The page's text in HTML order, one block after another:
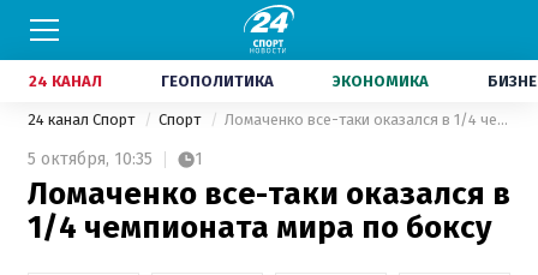
24 КАНАЛ ГЕОПОЛИТИКА ЭКОНОМИКА
24 канал Спорт Спорт Ломаченко все-таки оказался в 1/4 чемпионата мира по боксу
5 октября, 10:35 1
Ломаченко все-таки оказался в
1/4 чемпионата мира по боксу